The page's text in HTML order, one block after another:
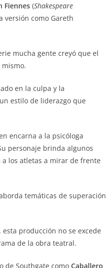
Fiennes (Shakespeare
versión como Gareth
mucha gente creyó que el
en la culpa y la
estilo de liderazgo que
encarna a la psicóloga
personaje brinda algunos
los atletas a mirar de frente
temáticas de superación
producción no se excede
de la obra teatral.
de Southgate como Caballero